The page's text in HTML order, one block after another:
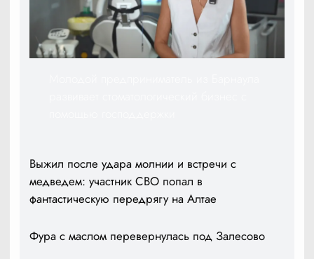
Выжил после удара молнии и встречи с
медведем: участник СВО попал в
фантастическую передрягу на Алтае
Фура с маслом перевернулась под Залесово